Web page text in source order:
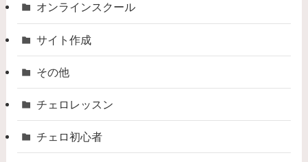
オンラインスクール
サイト作成
その他
チェロレッスン
チェロ初心者